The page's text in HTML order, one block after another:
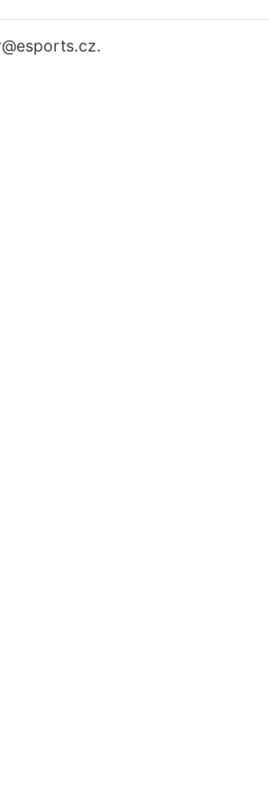
@esports.cz.